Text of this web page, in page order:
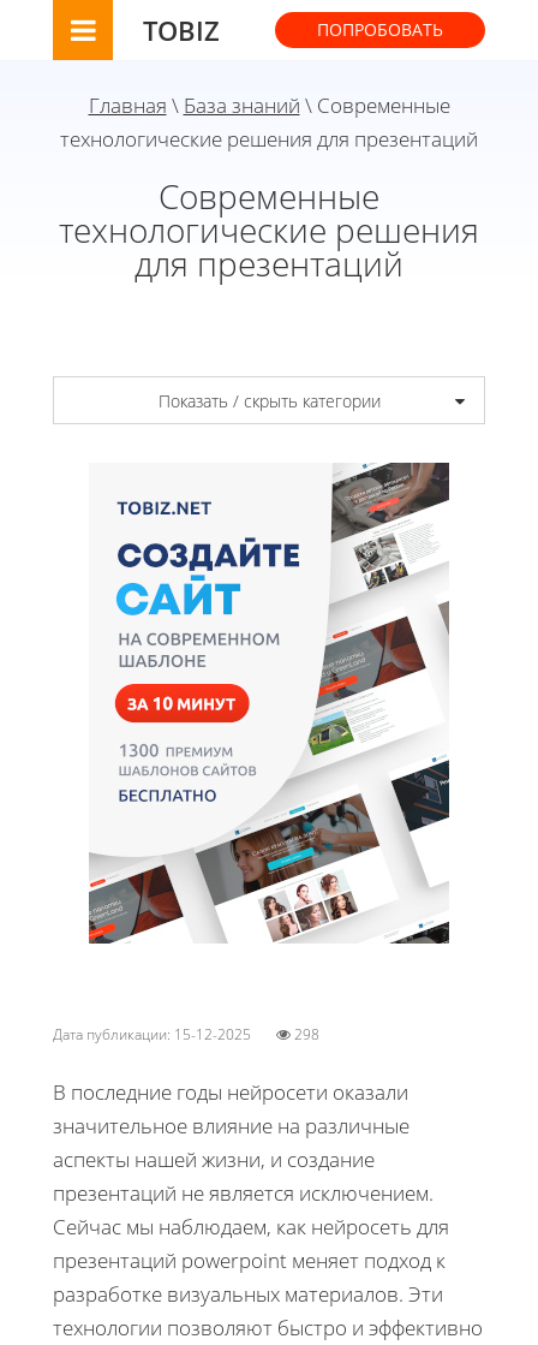
TOBIZ ПОПРОБОВАТЬ
Главная \ База знаний \ Современные
технологические решения для презентаций
Современные
технологические решения
для презентаций
Показать / скрыть категории
Дата публикации: 15-12-2025 298
В последние годы нейросети оказали
значительное влияние на различные
аспекты нашей жизни, и создание
презентаций не является исключением.
Сейчас мы наблюдаем, как нейросеть для
презентаций powerpoint меняет подход к
разработке визуальных материалов. Эти
технологии позволяют быстро и эффективно